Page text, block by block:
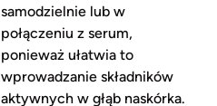
samodzielnie lub w
połączeniu z serum,
ponieważ ułatwia to
wprowadzanie składników
aktywnych w głąb naskórka.